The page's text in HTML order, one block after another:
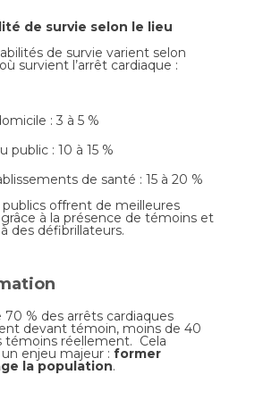
de survie selon le lieu
de survie varient selon
survient l’arrêt cardiaque :
: 3 à 5 %
public : 10 à 15 %
de santé : 15 à 20 %
publics offrent de meilleures
à la présence de témoins et
à des défibrillateurs.
70 % des arrêts cardiaques
devant témoin, moins de 40
témoins réellement. Cela
enjeu majeur : former
la population.